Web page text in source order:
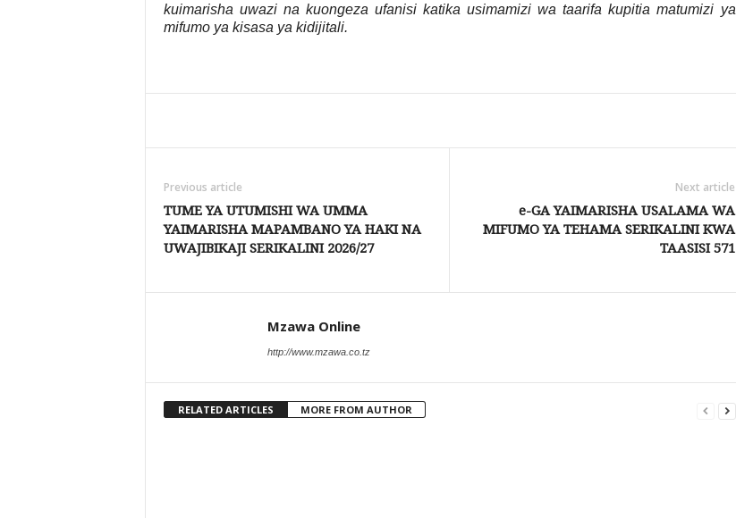
kuimarisha uwazi na kuongeza ufanisi katika usimamizi wa taarifa kupitia matumizi ya
mifumo ya kisasa ya kidijitali.
Previous article
TUME YA UTUMISHI WA UMMA
YAIMARISHA MAPAMBANO YA HAKI NA
UWAJIBIKAJI SERIKALINI 2026/27
Next article
e-GA YAIMARISHA USALAMA WA
MIFUMO YA TEHAMA SERIKALINI KWA
TAASISI 571
Mzawa Online
http://www.mzawa.co.tz
RELATED ARTICLES MORE FROM AUTHOR